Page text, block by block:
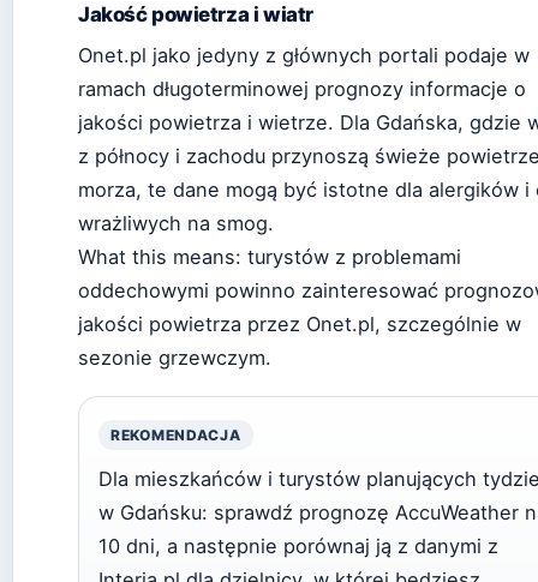
Jakość powietrza i wiatr
Onet.pl jako jedyny z głównych portali podaje w
ramach długoterminowej prognozy informacje o
jakości powietrza i wietrze. Dla Gdańska, gdzie
z północy i zachodu przynoszą świeże
morza, te dane mogą być istotne dla alergików i
wrażliwych na smog.
What this means: turystów z problemami
oddechowymi powinno zainteresować
jakości powietrza przez Onet.pl, szczególnie w
sezonie grzewczym.
REKOMENDACJA
Dla mieszkańców i turystów planujących
w Gdańsku: sprawdź prognozę AccuWeather
10 dni, a następnie porównaj ją z danymi z